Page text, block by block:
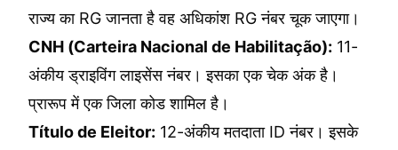
राज्य का RG जानता है वह अधिकांश RG नंबर चूक जाएगा।
CNH (Carteira Nacional de Habilitação): 11-
अंकीय ड्राइविंग लाइसेंस नंबर। इसका एक चेक अंक है।
प्रारूप में एक जिला कोड शामिल है।
Título de Eleitor: 12-अंकीय मतदाता ID नंबर। इसके